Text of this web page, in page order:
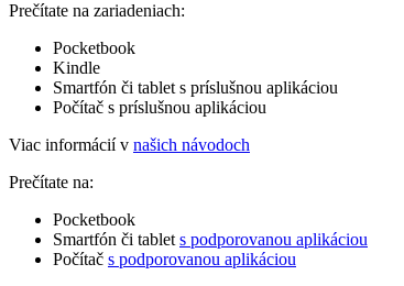
Prečítate na zariadeniach:
Pocketbook
Kindle
Smartfón či tablet s príslušnou aplikáciou
Počítač s príslušnou aplikáciou
Viac informácií v našich návodoch
Prečítate na:
Pocketbook
Smartfón či tablet s podporovanou aplikáciou
Počítač s podporovanou aplikáciou